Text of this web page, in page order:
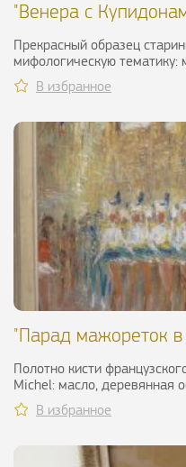
"Венера с
Прекрасный образец
мифологическую тематику:
В избранное
"Парад мажореток в
Полотно кисти
Michel: масло, деревянная
В избранное